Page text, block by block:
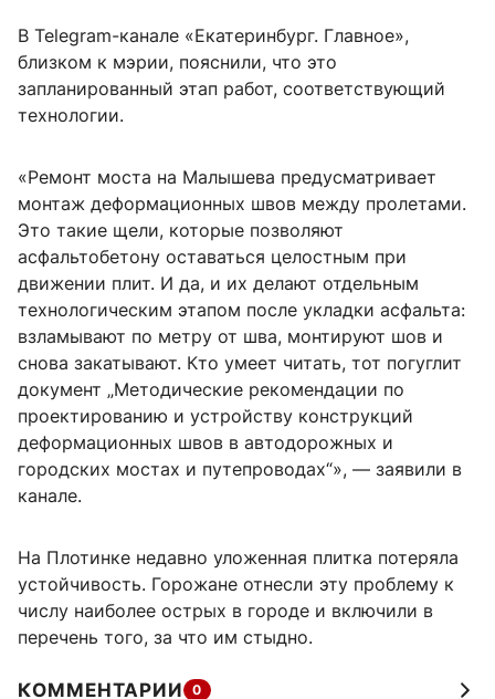
В Telegram-канале «Екатеринбург. Главное»,
близком к мэрии, пояснили, что это
запланированный этап работ, соответствующий
технологии.
«Ремонт моста на Малышева предусматривает
монтаж деформационных швов между пролетами.
Это такие щели, которые позволяют
асфальтобетону оставаться целостным при
движении плит. И да, и их делают отдельным
технологическим этапом после укладки асфальта:
взламывают по метру от шва, монтируют шов и
снова закатывают. Кто умеет читать, тот погуглит
документ „Методические рекомендации по
проектированию и устройству конструкций
деформационных швов в автодорожных и
городских мостах и путепроводах“», — заявили в
канале.
На Плотинке недавно уложенная плитка потеряла
устойчивость. Горожане отнесли эту проблему к
числу наиболее острых в городе и включили в
перечень того, за что им стыдно.
КОММЕНТАРИИ 0